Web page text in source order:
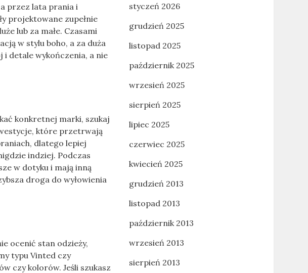
przez lata prania i
projektowane zupełnie
lub za małe. Czasami
w stylu boho, a za duża
i detale wykończenia, a nie
konkretnej marki, szukaj
które przetrwają
dlatego lepiej
indziej. Podczas
w dotyku i mają inną
droga do wyłowienia
ocenić stan odzieży,
typu Vinted czy
czy kolorów. Jeśli szukasz
styczeń 2026
grudzień 2025
listopad 2025
październik 2025
wrzesień 2025
sierpień 2025
lipiec 2025
czerwiec 2025
kwiecień 2025
grudzień 2013
listopad 2013
październik 2013
wrzesień 2013
sierpień 2013